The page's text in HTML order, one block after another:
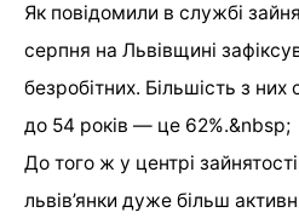
Як повідомили в службі
серпня на Львівщині
безробітних. Більшість з
до 54 років — це 62%.&nbsp;
До того ж у центрі
львів’янки дуже більш